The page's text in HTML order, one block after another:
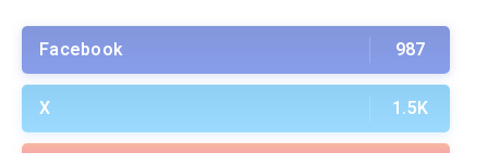
Facebook 987
X 1.5K